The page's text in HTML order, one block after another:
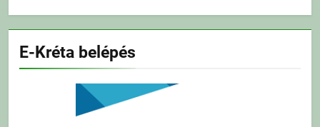
E-Kréta belépés